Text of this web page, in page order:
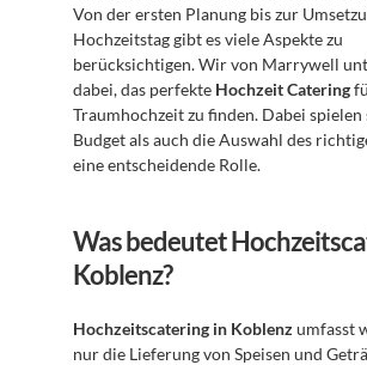
Von der ersten Planung bis zur
Hochzeitstag gibt es viele Aspekte zu
berücksichtigen. Wir von Marrywell
dabei, das perfekte Hochzeit Catering
Traumhochzeit zu finden. Dabei spielen
Budget als auch die Auswahl des
eine entscheidende Rolle.
Was bedeutet
Koblenz?
Hochzeitscatering in Koblenz umfasst
nur die Lieferung von Speisen und